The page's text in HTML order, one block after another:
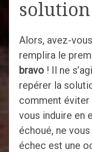
solution
Alors, avez-
remplira le
bravo! Il ne
repérer la
comment éviter
vous induire en
échoué, ne
échec est une